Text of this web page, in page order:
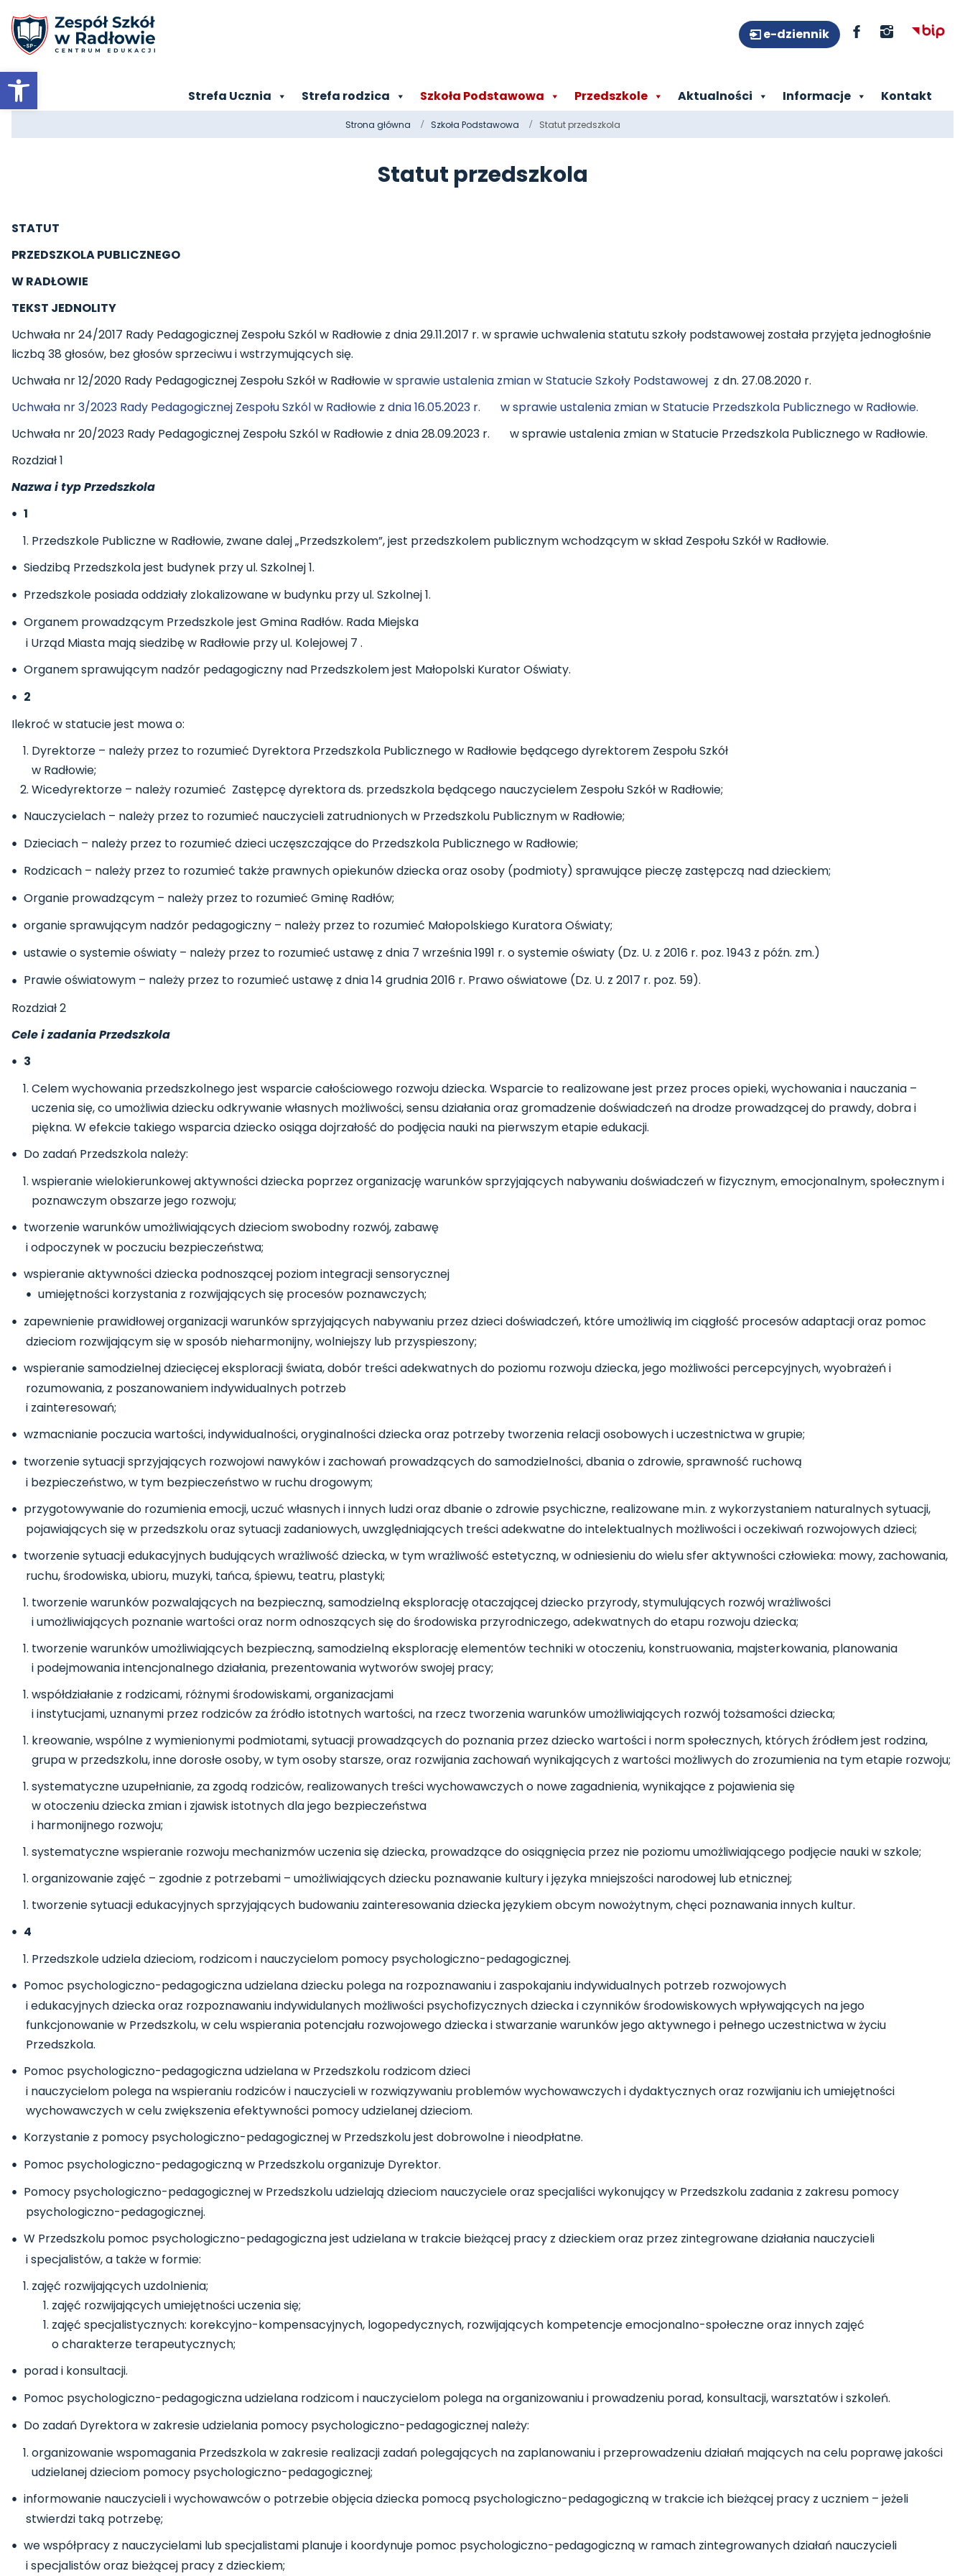
Otwórz pasek narzędzi
e-dziennik
Strefa Ucznia Strefa rodzica Szkoła Podstawowa Przedszkole Aktualności Informacje Kontakt
Strona główna Szkoła Podstawowa Statut przedszkola
Statut przedszkola
STATUT
PRZEDSZKOLA PUBLICZNEGO
W RADŁOWIE
TEKST JEDNOLITY
Uchwała nr 24/2017 Rady Pedagogicznej Zespołu Szkól w Radłowie z dnia 29.11.2017 r. w sprawie uchwalenia statutu szkoły podstawowej została przyjęta jednogłośnie
liczbą 38 głosów, bez głosów sprzeciwu i wstrzymujących się.
Uchwała nr 12/2020 Rady Pedagogicznej Zespołu Szkół w Radłowiew sprawie ustalenia zmian w Statucie Szkoły Podstawowej z dn. 27.08.2020 r.
Uchwała nr 3/2023 Rady Pedagogicznej Zespołu Szkól w Radłowie z dnia 16.05.2023 r. w sprawie ustalenia zmian w Statucie Przedszkola Publicznego w Radłowie.
Uchwała nr 20/2023 Rady Pedagogicznej Zespołu Szkól w Radłowie z dnia 28.09.2023 r. w sprawie ustalenia zmian w Statucie Przedszkola Publicznego w Radłowie.
Rozdział 1
Nazwa i typ Przedszkola
1
Przedszkole Publiczne w Radłowie, zwane dalej „Przedszkolem”, jest przedszkolem publicznym wchodzącym w skład Zespołu Szkół w Radłowie.
Siedzibą Przedszkola jest budynek przy ul. Szkolnej 1.
Przedszkole posiada oddziały zlokalizowane w budynku przy ul. Szkolnej 1.
Organem prowadzącym Przedszkole jest Gmina Radłów. Rada Miejska
i Urząd Miasta mają siedzibę w Radłowie przy ul. Kolejowej 7 .
Organem sprawującym nadzór pedagogiczny nad Przedszkolem jest Małopolski Kurator Oświaty.
2
Ilekroć w statucie jest mowa o:
Dyrektorze – należy przez to rozumieć Dyrektora Przedszkola Publicznego w Radłowie będącego dyrektorem Zespołu Szkół
w Radłowie;
Wicedyrektorze – należy rozumieć Zastępcę dyrektora ds. przedszkola będącego nauczycielem Zespołu Szkół w Radłowie;
Nauczycielach – należy przez to rozumieć nauczycieli zatrudnionych w Przedszkolu Publicznym w Radłowie;
Dzieciach – należy przez to rozumieć dzieci uczęszczające do Przedszkola Publicznego w Radłowie;
Rodzicach – należy przez to rozumieć także prawnych opiekunów dziecka oraz osoby (podmioty) sprawujące pieczę zastępczą nad dzieckiem;
Organie prowadzącym – należy przez to rozumieć Gminę Radłów;
organie sprawującym nadzór pedagogiczny – należy przez to rozumieć Małopolskiego Kuratora Oświaty;
ustawie o systemie oświaty – należy przez to rozumieć ustawę z dnia 7 września 1991 r. o systemie oświaty (Dz. U. z 2016 r. poz. 1943 z późn. zm.)
Prawie oświatowym – należy przez to rozumieć ustawę z dnia 14 grudnia 2016 r. Prawo oświatowe (Dz. U. z 2017 r. poz. 59).
Rozdział 2
Cele i zadania Przedszkola
3
Celem wychowania przedszkolnego jest wsparcie całościowego rozwoju dziecka. Wsparcie to realizowane jest przez proces opieki, wychowania i nauczania –
uczenia się, co umożliwia dziecku odkrywanie własnych możliwości, sensu działania oraz gromadzenie doświadczeń na drodze prowadzącej do prawdy, dobra i
piękna. W efekcie takiego wsparcia dziecko osiąga dojrzałość do podjęcia nauki na pierwszym etapie edukacji.
Do zadań Przedszkola należy:
wspieranie wielokierunkowej aktywności dziecka poprzez organizację warunków sprzyjających nabywaniu doświadczeń w fizycznym, emocjonalnym, społecznym i
poznawczym obszarze jego rozwoju;
tworzenie warunków umożliwiających dzieciom swobodny rozwój, zabawę
i odpoczynek w poczuciu bezpieczeństwa;
wspieranie aktywności dziecka podnoszącej poziom integracji sensorycznej
umiejętności korzystania z rozwijających się procesów poznawczych;
zapewnienie prawidłowej organizacji warunków sprzyjających nabywaniu przez dzieci doświadczeń, które umożliwią im ciągłość procesów adaptacji oraz pomoc
dzieciom rozwijającym się w sposób nieharmonijny, wolniejszy lub przyspieszony;
wspieranie samodzielnej dziecięcej eksploracji świata, dobór treści adekwatnych do poziomu rozwoju dziecka, jego możliwości percepcyjnych, wyobrażeń i
rozumowania, z poszanowaniem indywidualnych potrzeb
i zainteresowań;
wzmacnianie poczucia wartości, indywidualności, oryginalności dziecka oraz potrzeby tworzenia relacji osobowych i uczestnictwa w grupie;
tworzenie sytuacji sprzyjających rozwojowi nawyków i zachowań prowadzących do samodzielności, dbania o zdrowie, sprawność ruchową
i bezpieczeństwo, w tym bezpieczeństwo w ruchu drogowym;
przygotowywanie do rozumienia emocji, uczuć własnych i innych ludzi oraz dbanie o zdrowie psychiczne, realizowane m.in. z wykorzystaniem naturalnych sytuacji,
pojawiających się w przedszkolu oraz sytuacji zadaniowych, uwzględniających treści adekwatne do intelektualnych możliwości i oczekiwań rozwojowych dzieci;
tworzenie sytuacji edukacyjnych budujących wrażliwość dziecka, w tym wrażliwość estetyczną, w odniesieniu do wielu sfer aktywności człowieka: mowy, zachowania,
ruchu, środowiska, ubioru, muzyki, tańca, śpiewu, teatru, plastyki;
tworzenie warunków pozwalających na bezpieczną, samodzielną eksplorację otaczającej dziecko przyrody, stymulujących rozwój wrażliwości
i umożliwiających poznanie wartości oraz norm odnoszących się do środowiska przyrodniczego, adekwatnych do etapu rozwoju dziecka;
tworzenie warunków umożliwiających bezpieczną, samodzielną eksplorację elementów techniki w otoczeniu, konstruowania, majsterkowania, planowania
i podejmowania intencjonalnego działania, prezentowania wytworów swojej pracy;
współdziałanie z rodzicami, różnymi środowiskami, organizacjami
i instytucjami, uznanymi przez rodziców za źródło istotnych wartości, na rzecz tworzenia warunków umożliwiających rozwój tożsamości dziecka;
kreowanie, wspólne z wymienionymi podmiotami, sytuacji prowadzących do poznania przez dziecko wartości i norm społecznych, których źródłem jest rodzina,
grupa w przedszkolu, inne dorosłe osoby, w tym osoby starsze, oraz rozwijania zachowań wynikających z wartości możliwych do zrozumienia na tym etapie rozwoju;
systematyczne uzupełnianie, za zgodą rodziców, realizowanych treści wychowawczych o nowe zagadnienia, wynikające z pojawienia się
w otoczeniu dziecka zmian i zjawisk istotnych dla jego bezpieczeństwa
i harmonijnego rozwoju;
systematyczne wspieranie rozwoju mechanizmów uczenia się dziecka, prowadzące do osiągnięcia przez nie poziomu umożliwiającego podjęcie nauki w szkole;
organizowanie zajęć – zgodnie z potrzebami – umożliwiających dziecku poznawanie kultury i języka mniejszości narodowej lub etnicznej;
tworzenie sytuacji edukacyjnych sprzyjających budowaniu zainteresowania dziecka językiem obcym nowożytnym, chęci poznawania innych kultur.
4
Przedszkole udziela dzieciom, rodzicom i nauczycielom pomocy psychologiczno-pedagogicznej.
Pomoc psychologiczno-pedagogiczna udzielana dziecku polega na rozpoznawaniu i zaspokajaniu indywidualnych potrzeb rozwojowych
i edukacyjnych dziecka oraz rozpoznawaniu indywidulanych możliwości psychofizycznych dziecka i czynników środowiskowych wpływających na jego
funkcjonowanie w Przedszkolu, w celu wspierania potencjału rozwojowego dziecka i stwarzanie warunków jego aktywnego i pełnego uczestnictwa w życiu
Przedszkola.
Pomoc psychologiczno-pedagogiczna udzielana w Przedszkolu rodzicom dzieci
i nauczycielom polega na wspieraniu rodziców i nauczycieli w rozwiązywaniu problemów wychowawczych i dydaktycznych oraz rozwijaniu ich umiejętności
wychowawczych w celu zwiększenia efektywności pomocy udzielanej dzieciom.
Korzystanie z pomocy psychologiczno-pedagogicznej w Przedszkolu jest dobrowolne i nieodpłatne.
Pomoc psychologiczno-pedagogiczną w Przedszkolu organizuje Dyrektor.
Pomocy psychologiczno-pedagogicznej w Przedszkolu udzielają dzieciom nauczyciele oraz specjaliści wykonujący w Przedszkolu zadania z zakresu pomocy
psychologiczno-pedagogicznej.
W Przedszkolu pomoc psychologiczno-pedagogiczna jest udzielana w trakcie bieżącej pracy z dzieckiem oraz przez zintegrowane działania nauczycieli
i specjalistów, a także w formie:
zajęć rozwijających uzdolnienia;
zajęć rozwijających umiejętności uczenia się;
zajęć specjalistycznych: korekcyjno-kompensacyjnych, logopedycznych, rozwijających kompetencje emocjonalno-społeczne oraz innych zajęć
o charakterze terapeutycznych;
porad i konsultacji.
Pomoc psychologiczno-pedagogiczna udzielana rodzicom i nauczycielom polega na organizowaniu i prowadzeniu porad, konsultacji, warsztatów i szkoleń.
Do zadań Dyrektora w zakresie udzielania pomocy psychologiczno-pedagogicznej należy:
organizowanie wspomagania Przedszkola w zakresie realizacji zadań polegających na zaplanowaniu i przeprowadzeniu działań mających na celu poprawę jakości
udzielanej dzieciom pomocy psychologiczno-pedagogicznej;
informowanie nauczycieli i wychowawców o potrzebie objęcia dziecka pomocą psychologiczno-pedagogiczną w trakcie ich bieżącej pracy z uczniem – jeżeli
stwierdzi taką potrzebę;
we współpracy z nauczycielami lub specjalistami planuje i koordynuje pomoc psychologiczno-pedagogiczną w ramach zintegrowanych działań nauczycieli
i specjalistów oraz bieżącej pracy z dzieckiem;